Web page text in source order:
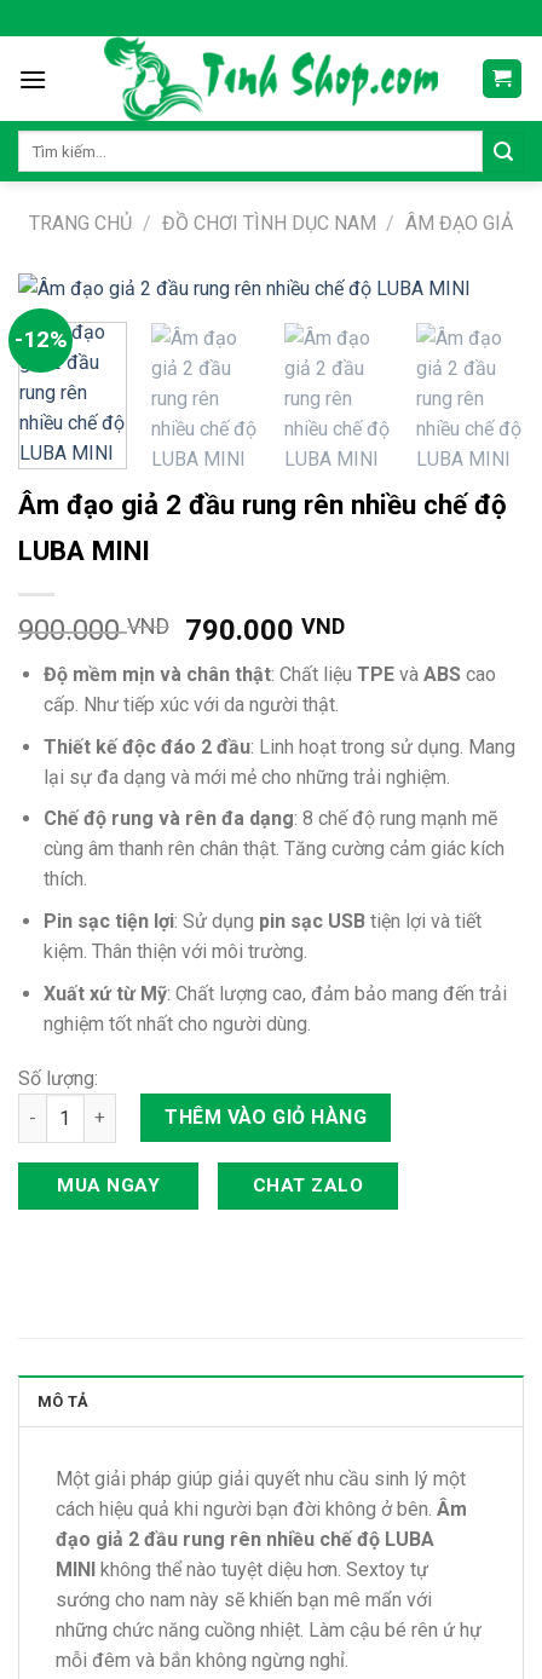
content
Tìm
TRANG CHỦ / ĐỒ CHƠI TÌNH DỤC NAM / ÂM ĐẠO GIẢ
-12%
Âm đạo giả 2 đầu rung rên nhiều chế độ
LUBA MINI
900.000VND 790.000VND
Độ mềm mịn và chân thật: Chất liệu TPEvà ABScao
cấp. Như tiếp xúc với da người thật.
Thiết kế độc đáo 2 đầu: Linh hoạt trong sử dụng. Mang
lại sự đa dạng và mới mẻ cho những trải nghiệm.
Chế độ rung và rên đa dạng: 8 chế độ rung mạnh mẽ
cùng âm thanh rên chân thật. Tăng cường cảm giác kích
thích.
Pin sạc tiện lợi: Sử dụng pin sạc USBtiện lợi và tiết
kiệm. Thân thiện với môi trường.
Xuất xứ từ Mỹ: Chất lượng cao, đảm bảo mang đến trải
nghiệm tốt nhất cho người dùng.
Số lượng:
Âm đạo giả 2 đầu rung rên nhiều chế độ LUBA MINI số lượng
THÊM VÀO GIỎ HÀNG
MUA NGAY CHAT ZALO
MÔ TẢ
Một giải pháp giúp giải quyết nhu cầu sinh lý một
cách hiệu quả khi người bạn đời không ở bên. Âm
đạo giả 2 đầu rung rên nhiều chế độ LUBA
MINI không thể nào tuyệt diệu hơn. Sextoy tự
sướng cho nam này sẽ khiến bạn mê mẩn với
những chức năng cuồng nhiệt. Làm cậu bé rên ứ hự
mỗi đêm và bắn không ngừng nghỉ.